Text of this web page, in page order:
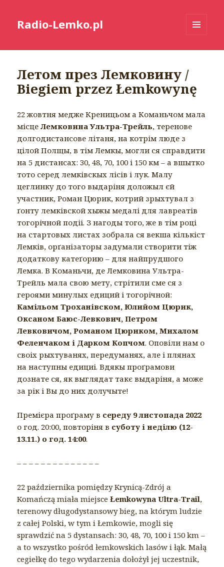
Radio-Lemko.pl
Летом през Лемковину /
Biegiem przez Łemkowynę
22 жовтня медже Креницьом а Команьчом мала
місцеЛемковина Ультра-Трейль, теренове
долгодистансове літаня, на котрім люде з
цілой Полщы, в тім Лемкы, могли ся справдити
на 5 дистансах: 30, 48, 70, 100 і 150 км – а вшытко
тото серед лемківскых лісів і лук. Малу
цеглинку до того выдаріня доложыл єй
участник, Роман Цюрик, котрий зрыхтувал з
ґонту лемківской хыжы медалі для лавреатів
тогорічной подіі. З нагоды того, же в тім році
на стартовых листах зобрала ся векша кількіст
Лемків, орґанізаторы задумали створити тіж
додаткову катеґорию – для найпрудшого
Лемка. В Команьчи, де Лемковина Ультра-
Трейль мала свою мету, стрітили сме ся з
героями минулых едиций і тогорічной:
Камільом Троханівском, Юлийом Цюрик,
Оксаном Баюс-Левкович, Петром
Левковичом, Романом Цюриком, Михалом
Феленчаком і Дарком Копчом. Оповіли нам о
своіх рыхтуванях, передуманях, але і плянах
на наступны едициі. Вдякы проґрамови
дознате ся, як выглядат такє выдаріня, а може
за рік і Вы до них долучыте!
Премієра проґраму в середу 9 листопада 2022
о год. 20:00, повторіня в суботу і неділю (12-
13.11.) о год. 14:00.
– – – – – – – – – – – – – –
22 października pomiędzy Krynicą-Zdrój a
Komańczą miała miejsceŁemkowyna Ultra-Trail,
terenowy długodystansowy bieg, na którym ludzie
z całej Polski, w tym i Łemkowie, mogli się
sprawdzić na 5 dystansach: 30, 48, 70, 100 i 150 km –
a to wszystko pośród łemkowskich lasów i łąk. Małą
cegiełkę do tego wydarzenia dołożył jej uczestnik,